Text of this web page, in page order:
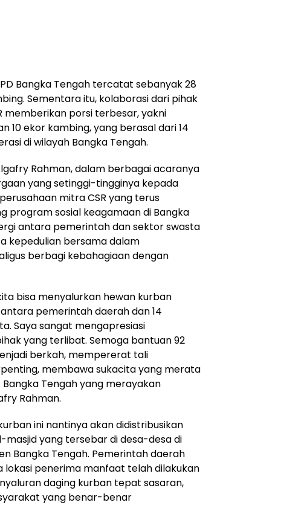
Bangka Tengah tercatat sebanyak 28
Sementara itu, kolaborasi dari pihak
memberikan porsi terbesar, yakni
10 ekor kambing, yang berasal dari 14
di wilayah Bangka Tengah.
Rahman, dalam berbagai acaranya
yang setinggi-tingginya kepada
mitra CSR yang terus
program sosial keagamaan di Bangka
antara pemerintah dan sektor swasta
kepedulian bersama dalam
berbagi kebahagiaan dengan
bisa menyalurkan hewan kurban
pemerintah daerah dan 14
Saya sangat mengapresiasi
yang terlibat. Semoga bantuan 92
berkah, mempererat tali
membawa sukacita yang merata
Tengah yang merayakan
Rahman.
ini nantinya akan didistribusikan
yang tersebar di desa-desa di
Bangka Tengah. Pemerintah daerah
penerima manfaat telah dilakukan
daging kurban tepat sasaran,
yang benar-benar